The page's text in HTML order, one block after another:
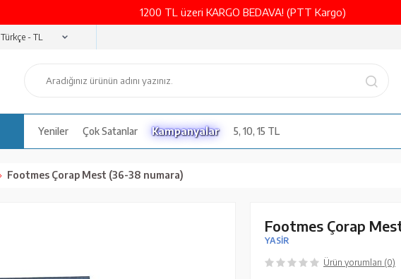
1200 TL üzeri KARGO BEDAVA! (PTT Kargo)
Türkçe - TL
Yeniler Çok Satanlar Kampanyalar 5, 10, 15 TL
Footmes Çorap Mest (36-38 numara)
Footmes Çorap
YASİR
Ürün yorumları (0)